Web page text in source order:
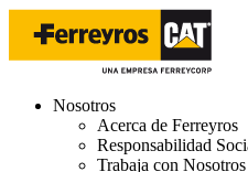
Nosotros
Acerca de Ferreyros
Responsabilidad
Trabaja con Nosotros